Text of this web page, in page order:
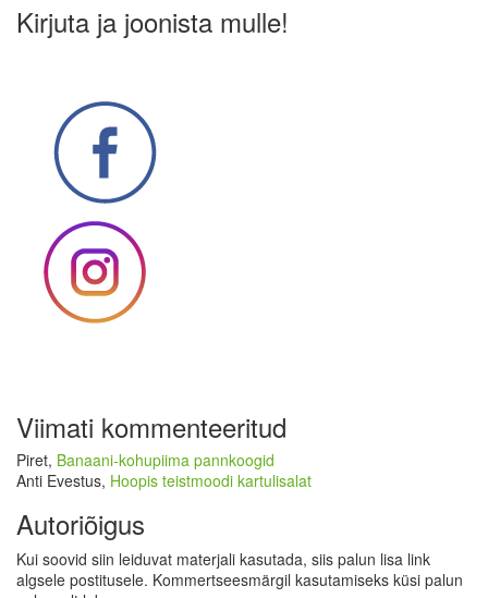
Kirjuta ja joonista mulle!
Viimati kommenteeritud
Piret, Banaani-kohupiima pannkoogid
Anti Evestus, Hoopis teistmoodi kartulisalat
Autoriõigus
Kui soovid siin leiduvat materjali kasutada, siis palun lisa link
algsele postitusele. Kommertseesmärgil kasutamiseks küsi palun